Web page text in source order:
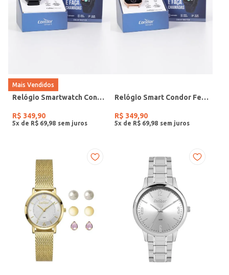
Mais Vendidos
Relógio Smartwatch Condor PRETO
R$ 349,90
5x de R$ 69 98
Relógio Smart Condor Feminino ROSE
R$ 349,90
5x de R$ 69 98